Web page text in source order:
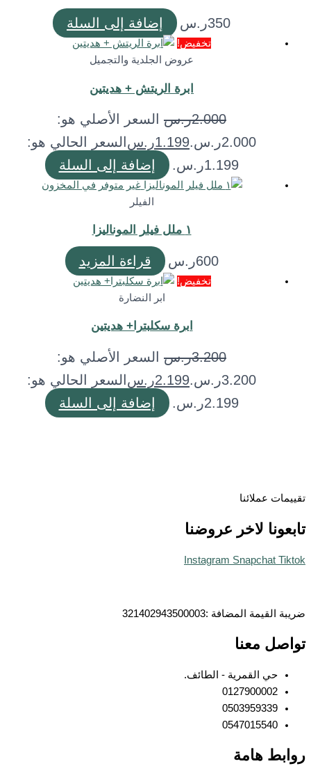
ر.س إضافة إلى السلة
تخفيض!
عروض الجلدية والتجميل
ابرة الريتش + هديتين
2.000ر.س السعر الأصلي هو:
2.000ر.س.
1.199ر.سالسعر الحالي هو:
1.199ر.س.
إضافة إلى السلة
غير متوفر في المخزون
ر.س قراءة المزيد
تخفيض!
ابر النضارة
ابرة سكلبترا+ هديتين
3.200ر.س السعر الأصلي هو:
3.200ر.س.
2.199ر.سالسعر الحالي هو:
2.199ر.س.
إضافة إلى السلة
عملائنا
لاخر عروضنا
Instagram Snapchat
المضافة :321402943500003
معنا
حي القمرية - الطائف.
0127900002
0503959339
0547015540
هامة